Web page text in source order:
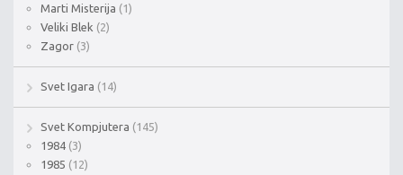
Marti Misterija (1)
Veliki Blek (2)
Zagor (3)
Svet Igara (14)
Svet Kompjutera (145)
1984 (3)
1985 (12)